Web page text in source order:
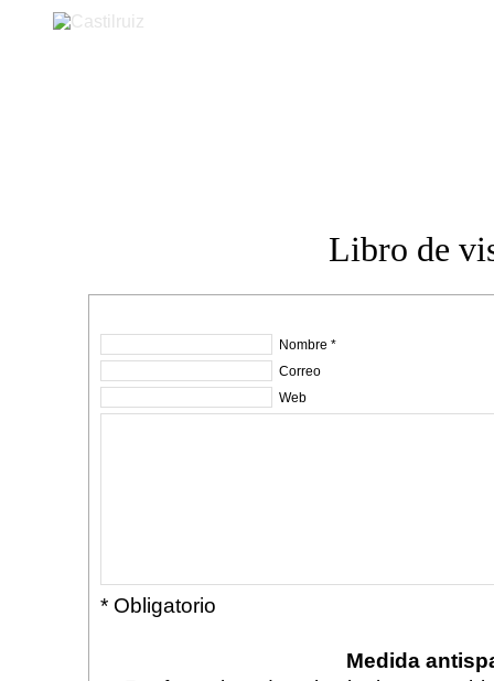
Libro de
Nombre *
Correo
Web
* Obligatorio
Medida